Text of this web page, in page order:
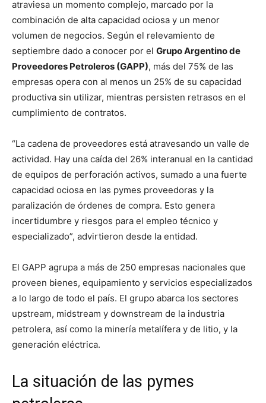
atraviesa un momento complejo, marcado por la
combinación de alta capacidad ociosa y un menor
volumen de negocios. Según el relevamiento de
septiembre dado a conocer por el Grupo Argentino de
Proveedores Petroleros (GAPP), más del 75% de las
empresas opera con al menos un 25% de su capacidad
productiva sin utilizar, mientras persisten retrasos en el
cumplimiento de contratos.
“La cadena de proveedores está atravesando un valle de
actividad. Hay una caída del 26% interanual en la cantidad
de equipos de perforación activos, sumado a una fuerte
capacidad ociosa en las pymes proveedoras y la
paralización de órdenes de compra. Esto genera
incertidumbre y riesgos para el empleo técnico y
especializado”, advirtieron desde la entidad.
El GAPP agrupa a más de 250 empresas nacionales que
proveen bienes, equipamiento y servicios especializados
a lo largo de todo el país. El grupo abarca los sectores
upstream, midstream y downstream de la industria
petrolera, así como la minería metalífera y de litio, y la
generación eléctrica.
La situación de las pymes